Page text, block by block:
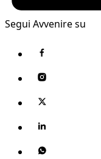
Segui Avvenire su